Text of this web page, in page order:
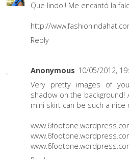
Que lindo!! Me encantó la
http://
Reply
Anonymous 10/05/2012,
Very pretty images of
shadow on the background!
mini skirt can be such a nice